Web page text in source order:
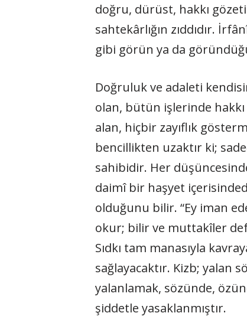
doğru, dürüst, hakkı
sahtekârlığın zıddıdır.
gibi görün ya da
Doğruluk ve adaleti
olan, bütün işlerinde
alan, hiçbir zayıflık
bencillikten uzaktır ki;
sahibidir. Her
daimî bir haşyet
olduğunu bilir. “Ey iman
okur; bilir ve muttakîler
Sıdkı tam manasıyla
sağlayacaktır. Kizb; yalan
yalanlamak, sözünde,
şiddetle yasaklanmıştır.